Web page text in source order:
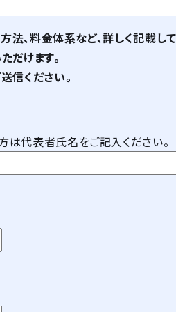
法、料金体系など、詳しく記載し
だけます。
信ください。
代表者氏名をご記入ください。